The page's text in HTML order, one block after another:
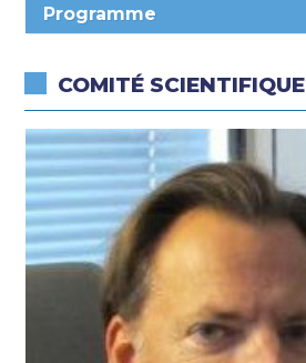
Programme
COMITÉ SCIENTIFIQUE